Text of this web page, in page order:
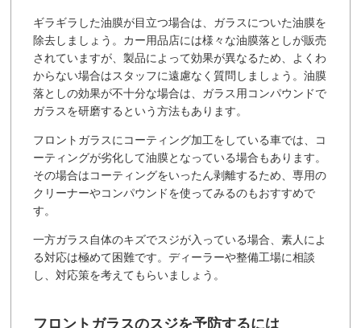
ギラギラした油膜が目立つ場合は、ガラスについた油膜を
除去しましょう。カー用品店には様々な油膜落としが販売
されていますが、製品によって効果が異なるため、よくわ
からない場合はスタッフに遠慮なく質問しましょう。油膜
落としの効果が不十分な場合は、ガラス用コンパウンドで
ガラスを研磨するという方法もあります。
フロントガラスにコーティング加工をしている車では、コ
ーティングが劣化して油膜となっている場合もあります。
その場合はコーティングをいったん剥離するため、専用の
クリーナーやコンパウンドを使ってみるのもおすすめで
す。
一方ガラス自体のキズでスジが入っている場合、素人によ
る対応は極めて困難です。ディーラーや整備工場に相談
し、対応策を考えてもらいましょう。
フロントガラスのスジを予防するには